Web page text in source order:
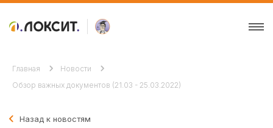
Главная
Новости
Обзор важных документов (21.03 - 25.03.2022)
Назад к новостям